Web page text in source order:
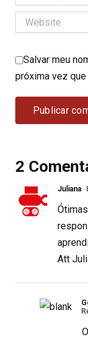
2
Juliana
Att
Salvar meu
próxima vez que